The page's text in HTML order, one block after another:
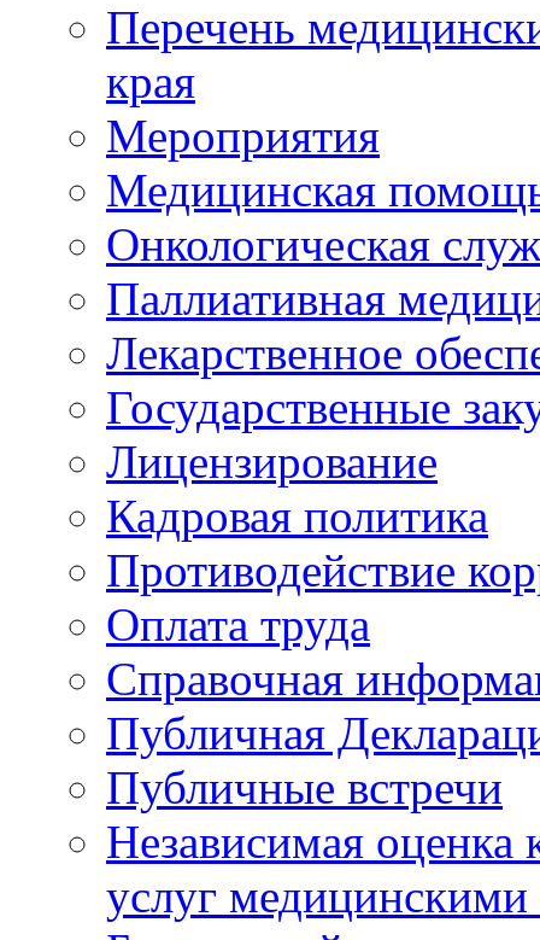
Перечень
края
Мероприятия
Медицинская
Онкологическая
Паллиативная
Лекарственное
Государственные
Лицензирование
Кадровая политика
Противодействие
Оплата труда
Справочная
Публичная
Публичные встречи
Независимая оценка
услуг